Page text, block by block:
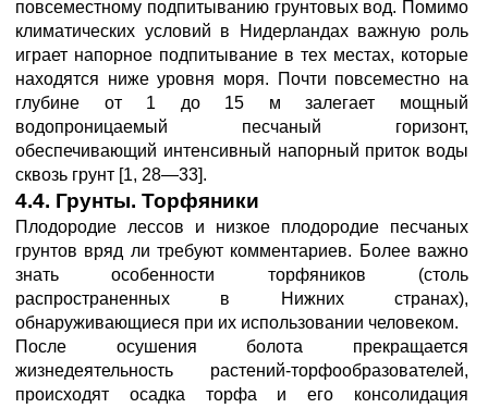
повсеместному подпитыванию грунтовых вод. Помимо
климатических условий в Нидерландах важную роль
играет напорное подпитывание в тех местах, которые
находятся ниже уровня моря. Почти повсеместно на
глубине от 1 до 15 м залегает мощный
водопроницаемый песчаный горизонт,
обеспечивающий интенсивный напорный приток воды
сквозь грунт [1, 28—33].
4.4. Грунты. Торфяники
Плодородие лессов и низкое плодородие песчаных
грунтов вряд ли требуют комментариев. Более важно
знать особенности торфяников (столь
распространенных в Нижних странах),
обнаруживающиеся при их использовании человеком.
После осушения болота прекращается
жизнедеятельность растений-торфообразователей,
происходят осадка торфа и его консолидация